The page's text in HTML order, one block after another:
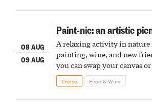
08 AUG
09 AUG
Paint-nic: an artistic
A relaxing activity in
painting, wine, and new
you can swap your canvas
Treiso Food & Wine